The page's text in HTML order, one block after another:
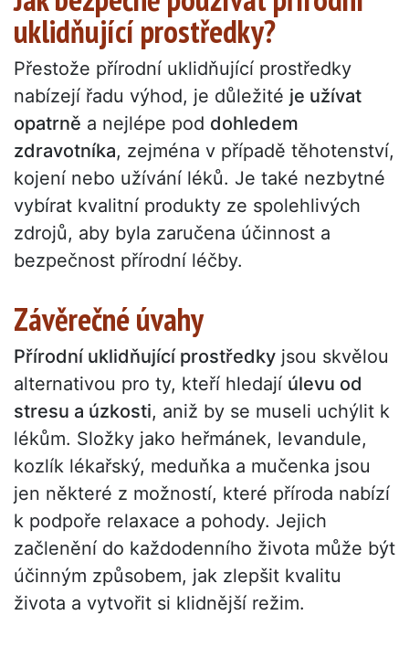
uklidňující prostředky?
Přestože přírodní uklidňující prostředky
nabízejí řadu výhod, je důležité je užívat
opatrně a nejlépe pod dohledem
zdravotníka, zejména v případě těhotenství,
kojení nebo užívání léků. Je také nezbytné
vybírat kvalitní produkty ze spolehlivých
zdrojů, aby byla zaručena účinnost a
bezpečnost přírodní léčby.
Závěrečné úvahy
Přírodní uklidňující prostředky jsou skvělou
alternativou pro ty, kteří hledají úlevu od
stresu a úzkosti, aniž by se museli uchýlit k
lékům. Složky jako heřmánek, levandule,
kozlík lékařský, meduňka a mučenka jsou
jen některé z možností, které příroda nabízí
k podpoře relaxace a pohody. Jejich
začlenění do každodenního života může být
účinným způsobem, jak zlepšit kvalitu
života a vytvořit si klidnější režim.